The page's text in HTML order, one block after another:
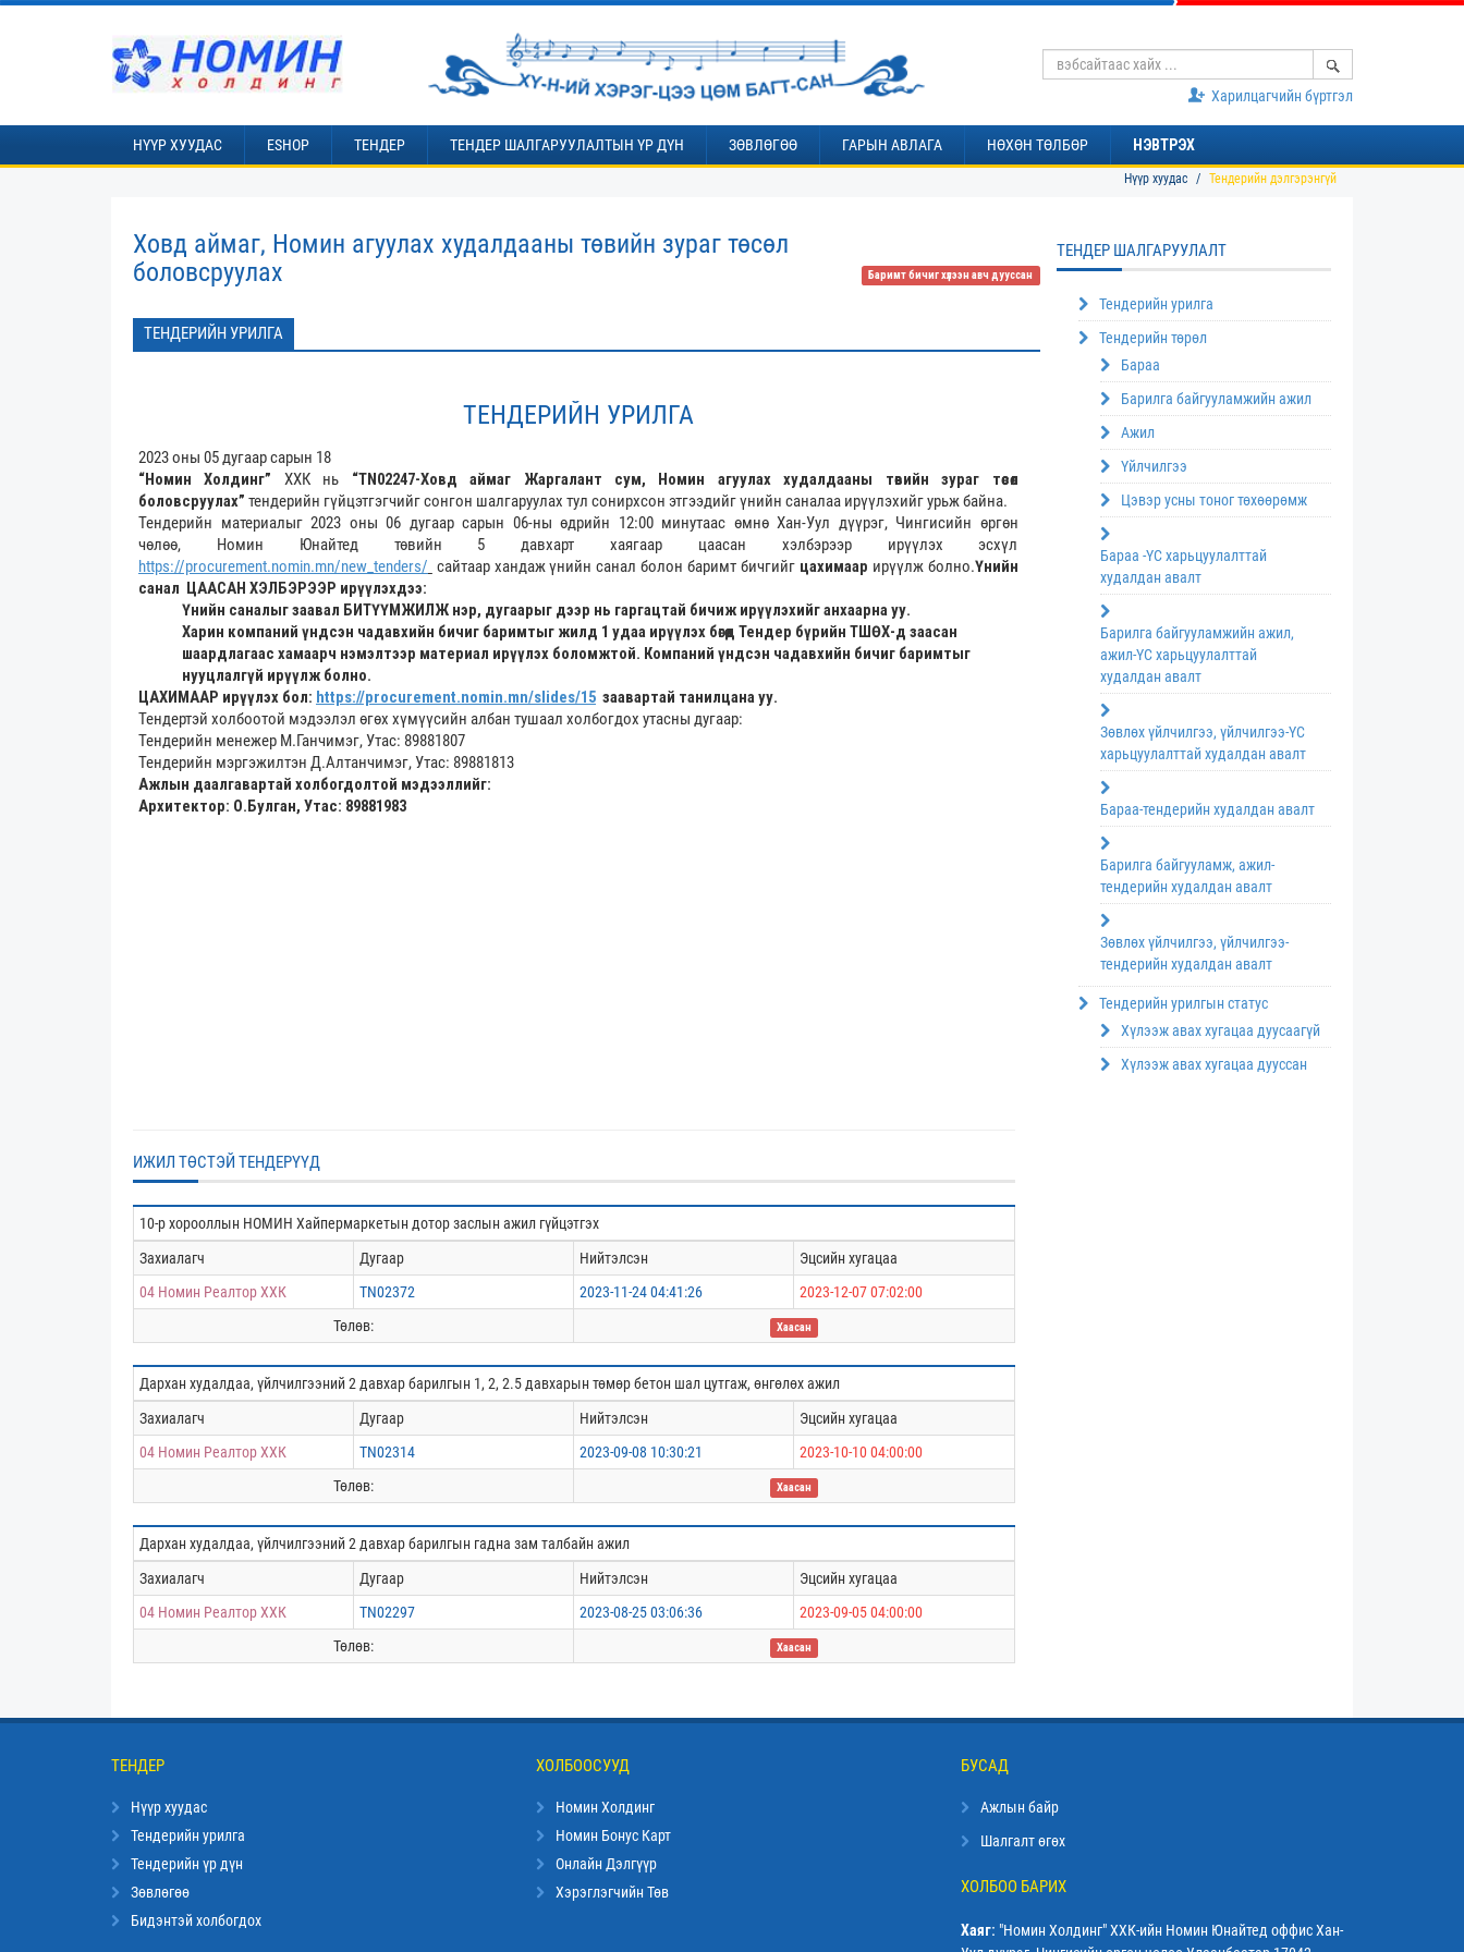
Харилцагчийн бүртгэл
НҮҮР ХУУДАС ESHOP ТЕНДЕР ТЕНДЕР ШАЛГАРУУЛАЛТЫН ҮР ДҮН ЗӨВЛӨГӨӨ ГАРЫН АВЛАГА НӨХӨН ТӨЛБӨР НЭВТРЭХ
Нүүр хуудас Тендерийн дэлгэрэнгүй
Ховд аймаг, Номин агуулах худалдааны төвийн зураг төсөл
боловсруулах
Баримт бичиг хүлээн авч дууссан
ТЕНДЕРИЙН УРИЛГА
ТЕНДЕРИЙН УРИЛГА
2023 оны 05 дугаар сарын 18
“Номин Холдинг” ХХК нь “TN02247-Ховд аймаг Жаргалант сум, Номин агуулах худалдааны төвийн зураг төсөл
боловсруулах” тендерийн гүйцэтгэгчийг сонгон шалгаруулах тул сонирхсон этгээдийг үнийн саналаа ирүүлэхийг урьж байна.
Тендерийн материалыг 2023 оны 06 дугаар сарын 06-ны өдрийн 12:00 минутаас өмнө Хан-Уул дүүрэг, Чингисийн өргөн
чөлөө, Номин Юнайтед төвийн 5 давхарт хаягаар цаасан хэлбэрээр ирүүлэх эсхүл
https://procurement.nomin.mn/new_tenders/ сайтаар хандаж үнийн санал болон баримт бичгийгцахимаар ирүүлж болно.Үнийн
санал ЦААСАН ХЭЛБЭРЭЭР ирүүлэхдээ:
Үнийн саналыг заавал БИТҮҮМЖИЛЖ нэр, дугаарыг дээр нь гаргацтай бичиж ирүүлэхийг анхаарна уу.
Харин компаний үндсэн чадавхийн бичиг баримтыг жилд 1 удаа ирүүлэх бөгөөд Тендер бүрийн ТШӨХ-д заасан
шаардлагаас хамаарч нэмэлтээр материал ирүүлэх боломжтой. Компаний үндсэн чадавхийн бичиг баримтыг
нууцлалгүй ирүүлж болно.
ЦАХИМААР ирүүлэх бол: https://procurement.nomin.mn/slides/15 заавартай танилцана уу.
Тендертэй холбоотой мэдээлэл өгөх хүмүүсийн албан тушаал холбогдох утасны дугаар:
Тендерийн менежер М.Ганчимэг, Утас: 89881807
Тендерийн мэргэжилтэн Д.Алтанчимэг, Утас: 89881813
Ажлын даалгавартай холбогдолтой мэдээллийг:
Архитектор: О.Булган, Утас: 89881983
ТЕНДЕР ШАЛГАРУУЛАЛТ
Тендерийн урилга
Тендерийн төрөл
Бараа
Барилга байгууламжийн ажил
Ажил
Үйлчилгээ
Цэвэр усны тоног төхөөрөмж
Бараа -ҮС харьцуулалттай
худалдан авалт
Барилга байгууламжийн ажил,
ажил-ҮС харьцуулалттай
худалдан авалт
Зөвлөх үйлчилгээ, үйлчилгээ-ҮС
харьцуулалттай худалдан авалт
Бараа-тендерийн худалдан авалт
Барилга байгууламж, ажил-
тендерийн худалдан авалт
Зөвлөх үйлчилгээ, үйлчилгээ-
тендерийн худалдан авалт
Тендерийн урилгын статус
Хүлээж авах хугацаа дуусаагүй
Хүлээж авах хугацаа дууссан
ИЖИЛ ТӨСТЭЙ ТЕНДЕРҮҮД
10-р хорооллын НОМИН Хайпермаркетын дотор заслын ажил гүйцэтгэх
Захиалагч
Дугаар Нийтэлсэн
Эцсийн хугацаа
04 Номин Реалтор ХХК
TN02372 2023-11-24 04:41:26
2023-12-07 07:02:00
Төлөв:
Хаасан
Дархан худалдаа, үйлчилгээний 2 давхар барилгын 1, 2, 2.5 давхарын төмөр бетон шал цутгаж, өнгөлөх ажил
Захиалагч
Дугаар Нийтэлсэн
Эцсийн хугацаа
04 Номин Реалтор ХХК
TN02314 2023-09-08 10:30:21
2023-10-10 04:00:00
Төлөв:
Хаасан
Дархан худалдаа, үйлчилгээний 2 давхар барилгын гадна зам талбайн ажил
Захиалагч
Дугаар Нийтэлсэн
Эцсийн хугацаа
04 Номин Реалтор ХХК
TN02297 2023-08-25 03:06:36
2023-09-05 04:00:00
Төлөв:
Хаасан
ТЕНДЕР
Нүүр хуудас
Тендерийн урилга
Тендерийн үр дүн
Зөвлөгөө
Бидэнтэй холбогдох
ХОЛБООСУУД
Номин Холдинг
Номин Бонус Карт
Онлайн Дэлгүүр
Хэрэглэгчийн Төв
БУСАД
Ажлын байр
Шалгалт өгөх
ХОЛБОО БАРИХ
Хаяг: "Номин Холдинг" ХХК-ийн Номин Юнайтед оффис Хан-